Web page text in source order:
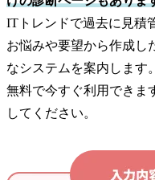
ITトレンドで過去に見積
お悩みや要望から作成し
なシステムを案内します。
無料で今すぐ利用できま
してください。